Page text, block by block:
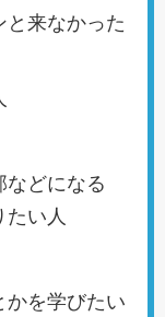
来なかった
などになる
たい人
かを学びたい